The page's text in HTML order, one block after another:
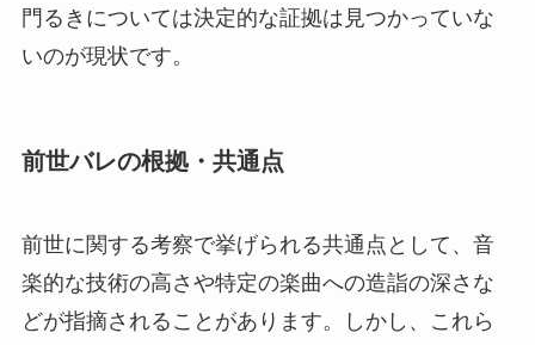
門るきについては決定的な証拠は見つかっていな
いのが現状です。
前世バレの根拠・共通点
前世に関する考察で挙げられる共通点として、音
楽的な技術の高さや特定の楽曲への造詣の深さな
どが指摘されることがあります。しかし、これら